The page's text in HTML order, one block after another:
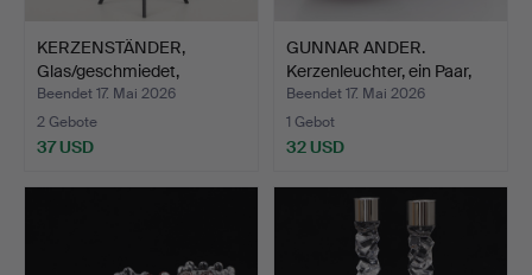
KERZENSTÄNDER,
Glas/geschmiedet,
Konstglas…
Beendet 17. Mai 2026
2 Gebote
37 USD
GUNNAR ANDER.
Kerzenleuchter, ein Paar,
Me…
Beendet 17. Mai 2026
1 Gebot
32 USD